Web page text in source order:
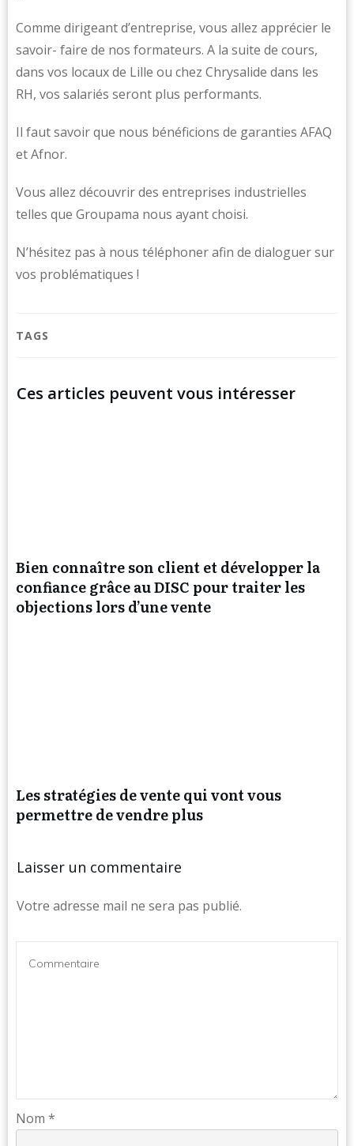
Comme dirigeant d’entreprise, vous allez apprécier le
savoir- faire de nos formateurs. A la suite de cours,
dans vos locaux de Lille ou chez Chrysalide dans les
RH, vos salariés seront plus performants.
Il faut savoir que nous bénéficions de garanties AFAQ
et Afnor.
Vous allez découvrir des entreprises industrielles
telles que Groupama nous ayant choisi.
N’hésitez pas à nous téléphoner afin de dialoguer sur
vos problématiques !
TAGS
Ces articles peuvent vous intéresser
Bien connaître son client et développer la
confiance grâce au DISC pour traiter les
objections lors d’une vente
Les stratégies de vente qui vont vous
permettre de vendre plus
Laisser un commentaire
Votre adresse mail ne sera pas publié.
Nom *